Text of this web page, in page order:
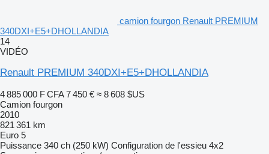
camion fourgon Renault PREMIUM
340DXI+E5+DHOLLANDIA
14
VIDÉO
Renault PREMIUM 340DXI+E5+DHOLLANDIA
4 885 000 F CFA 7 450 € ≈ 8 608 $US
Camion fourgon
2010
821 361 km
Euro 5
Puissance 340 ch (250 kW) Configuration de l'essieu 4x2